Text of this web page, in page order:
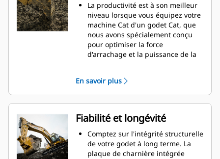
La productivité est à son meilleur
niveau lorsque vous équipez votre
machine Cat d'un godet Cat, que
nous avons spécialement conçu
pour optimiser la force
d'arrachage et la puissance de la
double améliore le flux des
matières dans le godet. Le
dégagement de talon accru
garantit que le fond du godet ne
frotte pas, ce qui réduit les coûts
d'entretien.
La consommation de carburant est
maximale lors de l'excavation. Les
En savoir plus
Fiabilité et longévité
Comptez sur l'intégrité structurelle
de votre godet à long terme. La
plaque de charnière intégrée